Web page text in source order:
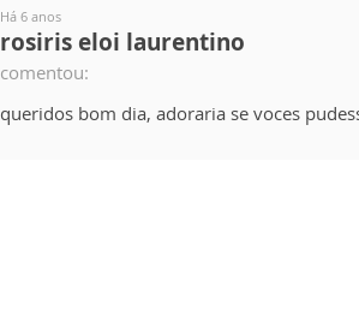
Há 6 anos
rosiris eloi laurentino
comentou:
queridos bom dia, adoraria se voces